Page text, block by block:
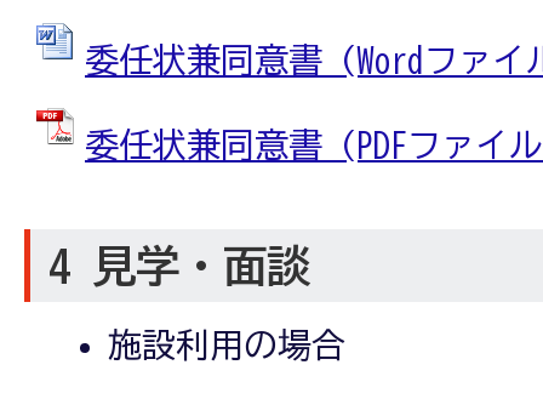
委任状兼同意書 (Wordファ
委任状兼同意書 (PDFファイ
4 見学・面談
施設利用の場合